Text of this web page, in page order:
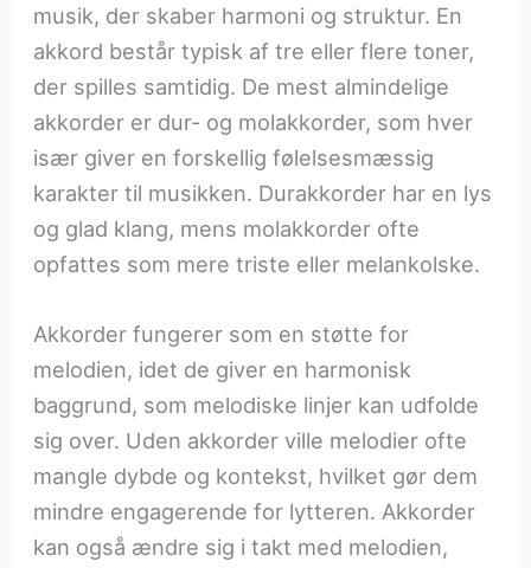
musik, der skaber harmoni og struktur. En
akkord består typisk af tre eller flere toner,
der spilles samtidig. De mest almindelige
akkorder er dur- og molakkorder, som hver
især giver en forskellig følelsesmæssig
karakter til musikken. Durakkorder har en lys
og glad klang, mens molakkorder ofte
opfattes som mere triste eller melankolske.
Akkorder fungerer som en støtte for
melodien, idet de giver en harmonisk
baggrund, som melodiske linjer kan udfolde
sig over. Uden akkorder ville melodier ofte
mangle dybde og kontekst, hvilket gør dem
mindre engagerende for lytteren. Akkorder
kan også ændre sig i takt med melodien,